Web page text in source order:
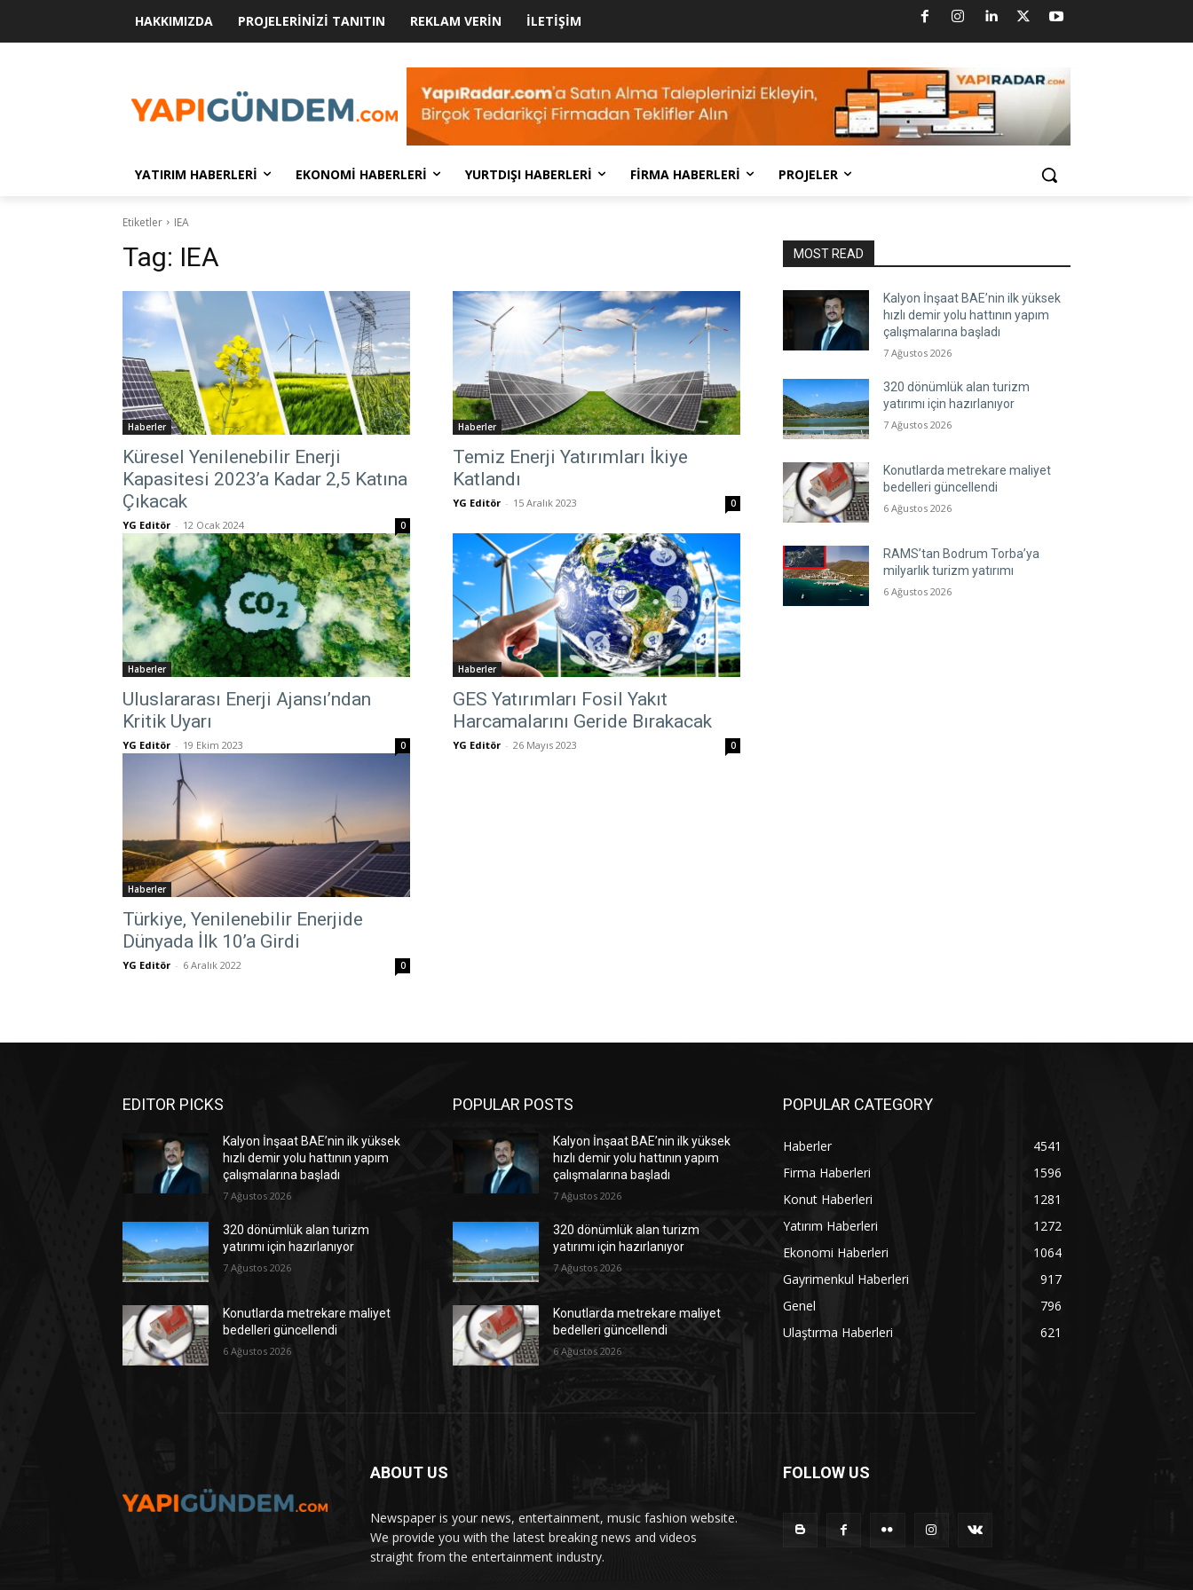
HAKKIMIZDA PROJELERINIZI TANITIN REKLAM VERIN İLETIŞIM
YATIRIM HABERLERI EKONOMI HABERLERI YURTDIŞI HABERLERI FIRMA HABERLERI PROJELER
Etiketler IEA
Tag: IEA
Haberler
Küresel Yenilenebilir Enerji
Kapasitesi 2023’a Kadar 2,5 Katına
Çıkacak
YG Editör - 12 Ocak 2024 0
Haberler
Temiz Enerji Yatırımları İkiye
Katlandı
YG Editör - 15 Aralık 2023 0
Haberler
Uluslararası Enerji Ajansı’ndan
Kritik Uyarı
YG Editör - 19 Ekim 2023 0
Haberler
GES Yatırımları Fosil Yakıt
Harcamalarını Geride Bırakacak
YG Editör - 26 Mayıs 2023 0
Haberler
Türkiye, Yenilenebilir Enerjide
Dünyada İlk 10’a Girdi
YG Editör - 6 Aralık 2022 0
MOST READ
Kalyon İnşaat BAE’nin ilk yüksek
hızlı demir yolu hattının yapım
çalışmalarına başladı
7 Ağustos 2026
320 dönümlük alan turizm
yatırımı için hazırlanıyor
7 Ağustos 2026
Konutlarda metrekare maliyet
bedelleri güncellendi
6 Ağustos 2026
RAMS’tan Bodrum Torba’ya
milyarlık turizm yatırımı
6 Ağustos 2026
EDITOR PICKS
Kalyon İnşaat BAE’nin ilk yüksek
hızlı demir yolu hattının yapım
çalışmalarına başladı
7 Ağustos 2026
320 dönümlük alan turizm
yatırımı için hazırlanıyor
7 Ağustos 2026
Konutlarda metrekare maliyet
bedelleri güncellendi
6 Ağustos 2026
POPULAR POSTS
Kalyon İnşaat BAE’nin ilk yüksek
hızlı demir yolu hattının yapım
çalışmalarına başladı
7 Ağustos 2026
320 dönümlük alan turizm
yatırımı için hazırlanıyor
7 Ağustos 2026
Konutlarda metrekare maliyet
bedelleri güncellendi
6 Ağustos 2026
POPULAR CATEGORY
Haberler
4541
Firma Haberleri
1596
Konut Haberleri
1281
Yatırım Haberleri
1272
Ekonomi Haberleri
1064
Gayrimenkul Haberleri
917
Genel
796
Ulaştırma Haberleri
621
ABOUT US
Newspaper is your news, entertainment, music fashion website.
We provide you with the latest breaking news and videos
straight from the entertainment industry.
FOLLOW US